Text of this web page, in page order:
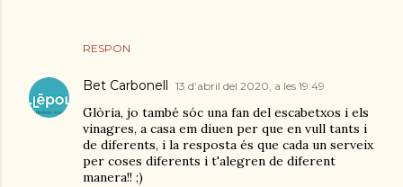
RESPON
Bet Carbonell 13 d’abril del 2020, a les 19:49
Glòria, jo també sóc una fan del escabetxos i els
vinagres, a casa em diuen per que en vull tants i
de diferents, i la resposta és que cada un serveix
per coses diferents i t'alegren de diferent
manera!! ;)